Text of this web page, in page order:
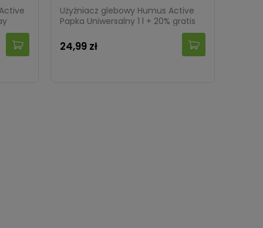
Użyźniacz glebowy Humus Active
Papka Uniwersalny 1 l + 20% gratis
24,99 zł